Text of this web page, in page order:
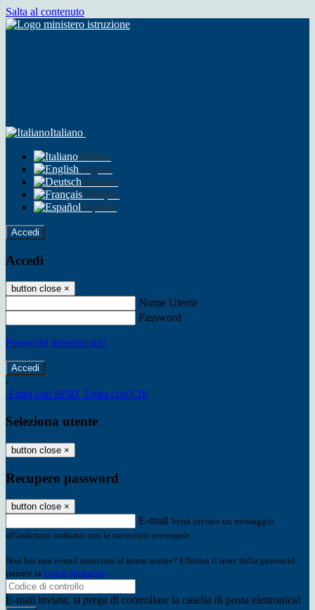
Salta al contenuto
Italiano
Italiano
English
Deutsch
Français
Español
Accedi
Accedi
button close ×
Nome Utente
Password
Password dimenticata?
-
Entra con SPID Entra con CIE
Seleziona utente
button close ×
Recupero password
button close ×
E-mail Verrà inviato un messaggio
all'indirizzo indicato con le istruzioni necessarie.
Non hai una e-mail associata al nome utente? Effettua il reset della password
tramite la Login Spaggiari
E-mail inviata, si prega di controllare la casella di posta elettronica!